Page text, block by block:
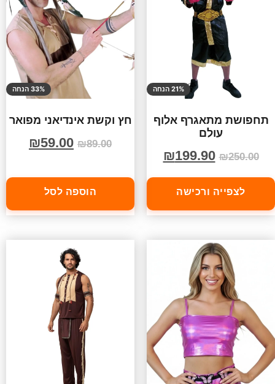
21% הנחה
תחפושת מתאגרף אלוף
עולם
₪250.00
₪199.90
לצפייה ורכישה
33% הנחה
חץ וקשת אינדיאני מפואר
₪89.00
₪59.00
הוספה לסל